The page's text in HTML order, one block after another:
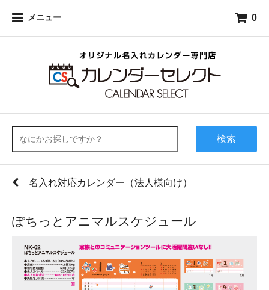
メニュー 0
検索
名入れ対応カレンダー（法人様向け）
ぽちっとアニマルスケジュール